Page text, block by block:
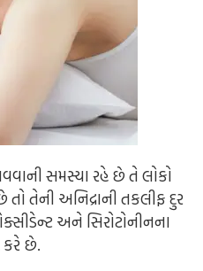
સમસ્યા રહે છે તે લોકો
તો તેની અનિદ્રાની તકલીફ દુર
અને સિરોટોનીનના
કરે છે.